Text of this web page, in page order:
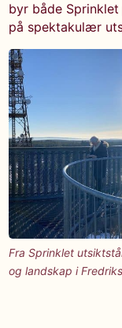
byr både
på spektakulær
Fra Sprinklet
og landskap i